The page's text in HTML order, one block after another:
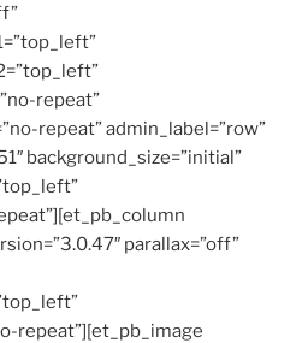
repeat”
repeat” admin_label=”row”
background_size=”initial”
parallax=”off”
repeat”][et_pb_image